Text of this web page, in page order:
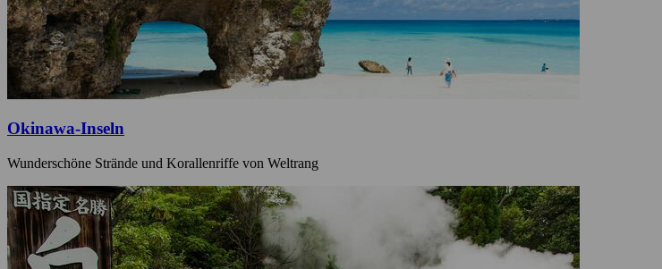
Okinawa-Inseln
Wunderschöne Strände und Korallenriffe von Weltrang